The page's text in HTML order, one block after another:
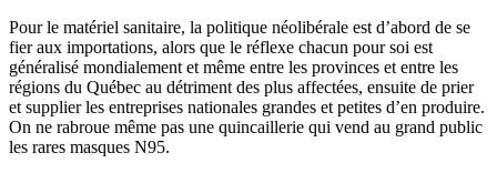
Pour le matériel sanitaire, la politique néolibérale est d’abord de se
fier aux importations, alors que le réflexe chacun pour soi est
généralisé mondialement et même entre les provinces et entre les
régions du Québec au détriment des plus affectées, ensuite de prier
et supplier les entreprises nationales grandes et petites d’en produire.
On ne rabroue même pas une quincaillerie qui vend au grand public
les rares masques N95.